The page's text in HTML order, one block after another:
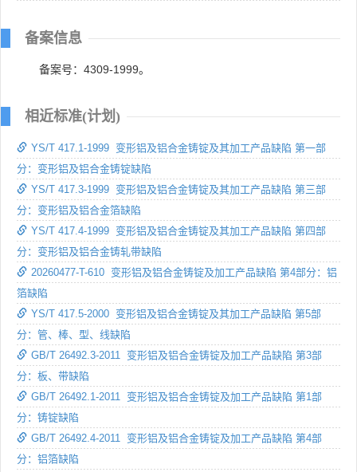
备案信息
备案号：4309-1999。
相近标准(计划)
YS/T 417.1-1999 变形铝及铝合金铸锭及其加工产品缺陷 第一部
分：变形铝及铝合金铸锭缺陷
YS/T 417.3-1999 变形铝及铝合金铸锭及其加工产品缺陷 第三部
分：变形铝及铝合金箔缺陷
YS/T 417.4-1999 变形铝及铝合金铸锭及其加工产品缺陷 第四部
分：变形铝及铝合金铸轧带缺陷
20260477-T-610 变形铝及铝合金铸锭及加工产品缺陷 第4部分：铝
箔缺陷
YS/T 417.5-2000 变形铝及铝合金铸锭及其加工产品缺陷 第5部
分：管、棒、型、线缺陷
GB/T 26492.3-2011 变形铝及铝合金铸锭及加工产品缺陷 第3部
分：板、带缺陷
GB/T 26492.1-2011 变形铝及铝合金铸锭及加工产品缺陷 第1部
分：铸锭缺陷
GB/T 26492.4-2011 变形铝及铝合金铸锭及加工产品缺陷 第4部
分：铝箔缺陷